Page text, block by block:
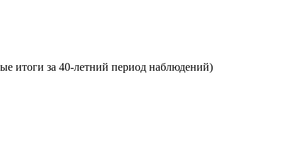
итоги за 40-летний период наблюдений)